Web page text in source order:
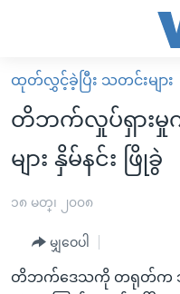
လွယ်ကူ
စေ
Link
များ
အကြောင်းအရာ
မူလစာမျက်နှာ
မြန်မာ
ကမ္ဘာ့သတင်းများ
ရပ်ဝန်းတခု လမ်းတခု အလွ
အင်္ဂလိပ်စာလေ့လာမယ်
ထုတ်လွှင့်ခဲ့ပြီး သတင်းများ
တိဘက်လှုပ်ရှား
များ နှိမ်နင်း ဖြိုခွဲ
၁၈ မတ္၊ ၂၀၀၈
မျှဝေပါ
တိဘက်ဒေသကို တရုတ်က သိ